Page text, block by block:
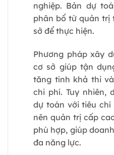
nghiệp. Bản dự
phân bổ từ quản trị
sở để thực hiện.
Phương pháp xây
cơ sở giúp tận
tăng tính khả thi
chi phí. Tuy nhiên,
dự toán với tiêu
nên quản trị cấp
phù hợp, giúp
đa năng lực.